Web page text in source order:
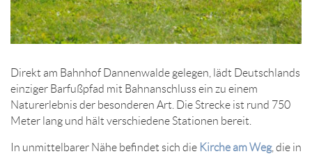
Direkt am Bahnhof Dannenwalde gelegen, lädt Deutschlands
einziger Barfußpfad mit Bahnanschluss ein zu einem
Naturerlebnis der besonderen Art. Die Strecke ist rund 750
Meter lang und hält verschiedene Stationen bereit.
In unmittelbarer Nähe befindet sich die Kirche am Weg, die in